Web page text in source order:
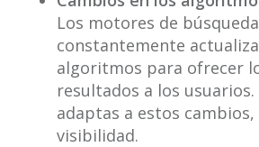
Los motores de búsqueda
constantemente
algoritmos para ofrecer
resultados a los usuarios.
adaptas a estos
visibilidad.